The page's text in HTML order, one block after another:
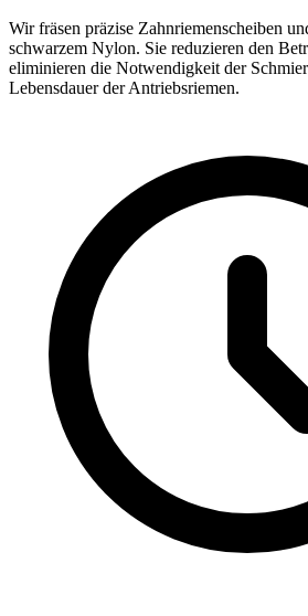
Wir fräsen präzise Zahnriemenscheiben
schwarzem Nylon. Sie reduzieren den
eliminieren die Notwendigkeit der
Lebensdauer der Antriebsriemen.